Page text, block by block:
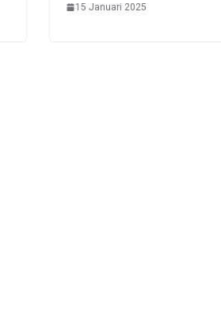
15 Januari 2025